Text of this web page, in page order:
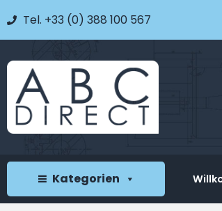
Tel. +33 (0) 388 100 567
Kategorien